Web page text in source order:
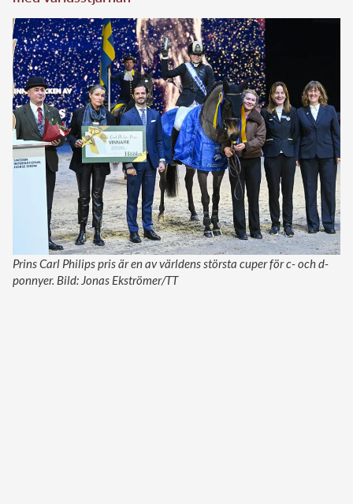
Prins Carl Philips pris är en av världens största cuper för c- och d-
ponnyer. Bild: Jonas Ekströmer/TT